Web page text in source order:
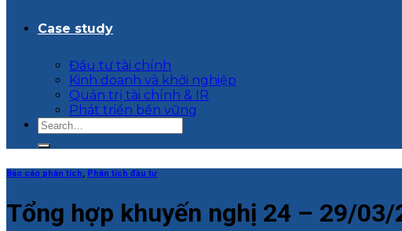
Case study
Đầu tư tài chính
Kinh doanh và khởi nghiệp
Quản trị tài chính & IR
Phát triển bền vững
Báo cáo phân tích, Phân tích đầu tư
Tổng hợp khuyến nghị 24 – 29/03/